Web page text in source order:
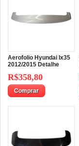
Aerofolio Hyundai Ix35
2012/2015 Detalhe
R$358,80
Comprar